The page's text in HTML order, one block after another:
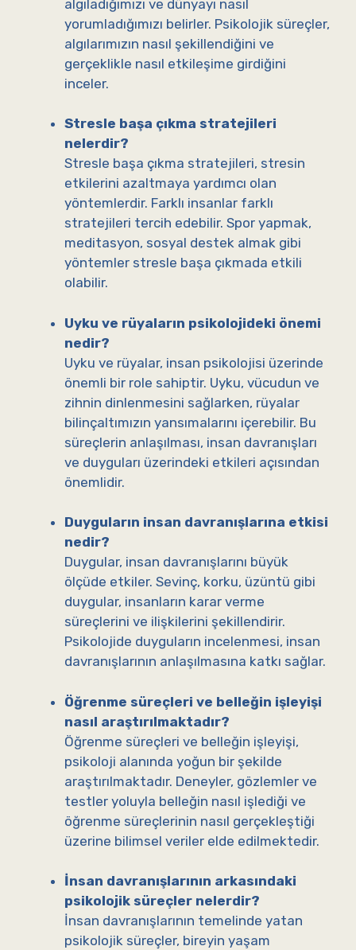
algıladığımızı ve dünyayı nasıl
yorumladığımızı belirler. Psikolojik süreçler,
algılarımızın nasıl şekillendiğini ve
gerçeklikle nasıl etkileşime girdiğini
inceler.
Stresle başa çıkma stratejileri
nelerdir?
Stresle başa çıkma stratejileri, stresin
etkilerini azaltmaya yardımcı olan
yöntemlerdir. Farklı insanlar farklı
stratejileri tercih edebilir. Spor yapmak,
meditasyon, sosyal destek almak gibi
yöntemler stresle başa çıkmada etkili
olabilir.
Uyku ve rüyaların psikolojideki önemi
nedir?
Uyku ve rüyalar, insan psikolojisi üzerinde
önemli bir role sahiptir. Uyku, vücudun ve
zihnin dinlenmesini sağlarken, rüyalar
bilinçaltımızın yansımalarını içerebilir. Bu
süreçlerin anlaşılması, insan davranışları
ve duyguları üzerindeki etkileri açısından
önemlidir.
Duyguların insan davranışlarına etkisi
nedir?
Duygular, insan davranışlarını büyük
ölçüde etkiler. Sevinç, korku, üzüntü gibi
duygular, insanların karar verme
süreçlerini ve ilişkilerini şekillendirir.
Psikolojide duyguların incelenmesi, insan
davranışlarının anlaşılmasına katkı sağlar.
Öğrenme süreçleri ve belleğin işleyişi
nasıl araştırılmaktadır?
Öğrenme süreçleri ve belleğin işleyişi,
psikoloji alanında yoğun bir şekilde
araştırılmaktadır. Deneyler, gözlemler ve
testler yoluyla belleğin nasıl işlediği ve
öğrenme süreçlerinin nasıl gerçekleştiği
üzerine bilimsel veriler elde edilmektedir.
İnsan davranışlarının arkasındaki
psikolojik süreçler nelerdir?
İnsan davranışlarının temelinde yatan
psikolojik süreçler, bireyin yaşam